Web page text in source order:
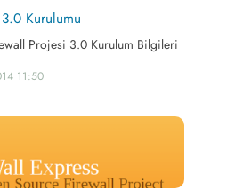
Kurulumu
Projesi 3.0 Kurulum Bilgileri
11:50